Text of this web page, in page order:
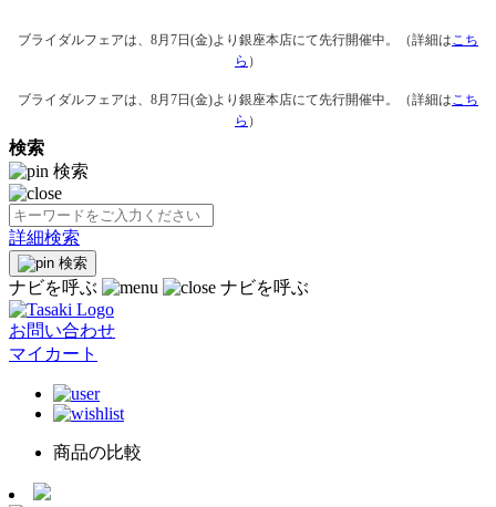
ブライダルフェアは、8月7日(金)より銀座本店にて先行開催中。（詳細はこち
ら ）
ブライダルフェアは、8月7日(金)より銀座本店にて先行開催中。（詳細はこち
ら ）
検索
検索
詳細検索
検索
ナビを呼ぶ ナビを呼ぶ
お問い合わせ
マイカート
商品の比較